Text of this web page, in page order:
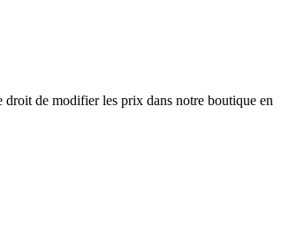
de modifier les prix dans notre boutique en